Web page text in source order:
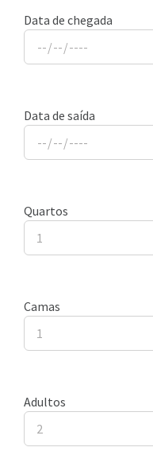
Data de chegada
Data de saída
Quartos
Camas
Adultos